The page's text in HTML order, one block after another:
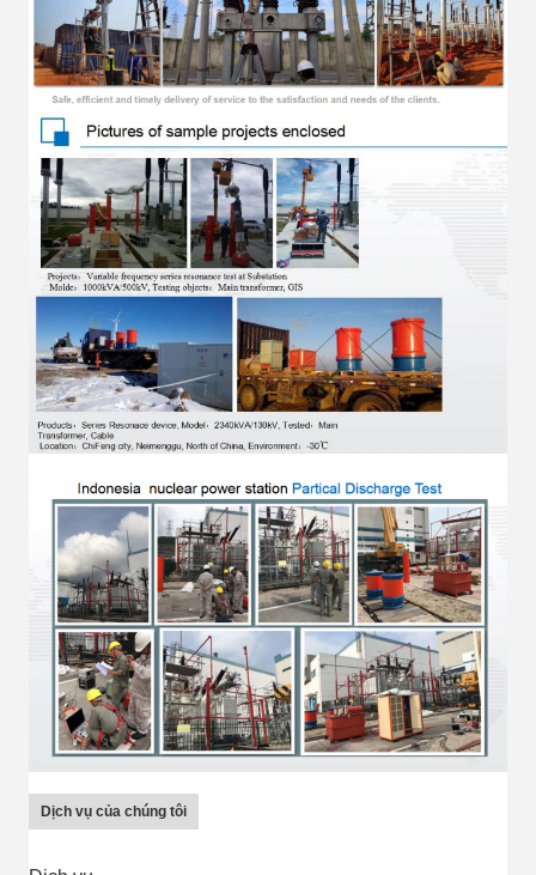
Dịch vụ của chúng tôi